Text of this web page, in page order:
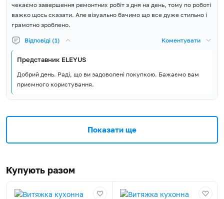
чекаємо завершення ремонтних робіт з дня на день, тому по роботі
важко щось сказати. Але візуально бачимо що все дуже стильно і
грамотно зроблено.
Відповіді (1) Коментувати
Представник ELEYUS
Добрий день. Раді, що ви задоволені покупкою. Бажаємо вам
приємного користування.
Показати ще
Купують разом